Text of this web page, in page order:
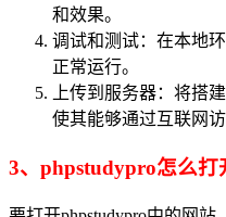
和效果。
调试和测试：在本地
正常运行。
上传到服务器：将搭
使其能够通过互联网访
3、phpstudypro怎么打